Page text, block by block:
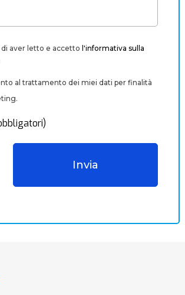
aver letto e accetto l'informativa sulla
al trattamento dei miei dati per finalità